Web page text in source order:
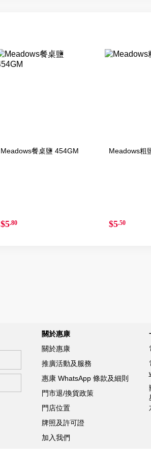
Meadows餐桌鹽 454GM
$5.80
Meadows粗
$5.50
關於惠康
關於惠康
推廣活動及服務
惠康 WhatsApp 條款及細則
門市退/換貨政策
門店位置
牌照及許可證
加入我們